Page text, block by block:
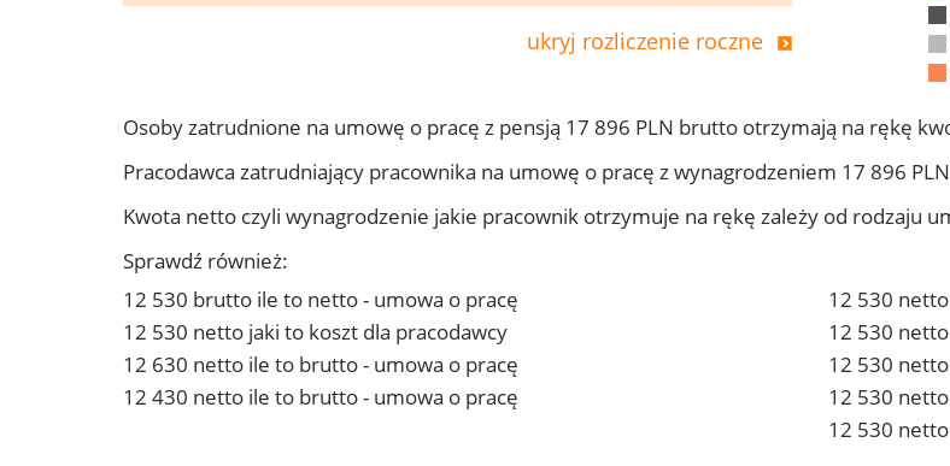
ukryj rozliczenie roczne
Osoby zatrudnione na umowę o pracę z pensją 17 896 PLN brutto otrzymają na rękę
Pracodawca zatrudniający pracownika na umowę o pracę z wynagrodzeniem 17 896
Kwota netto czyli wynagrodzenie jakie pracownik otrzymuje na rękę zależy od rodzaju
Sprawdź również:
12 530 brutto ile to netto - umowa o pracę
12 530 netto jaki to koszt dla pracodawcy
12 630 netto ile to brutto - umowa o pracę
12 430 netto ile to brutto - umowa o pracę
12 530
12 530
12 530
12 530
12 530